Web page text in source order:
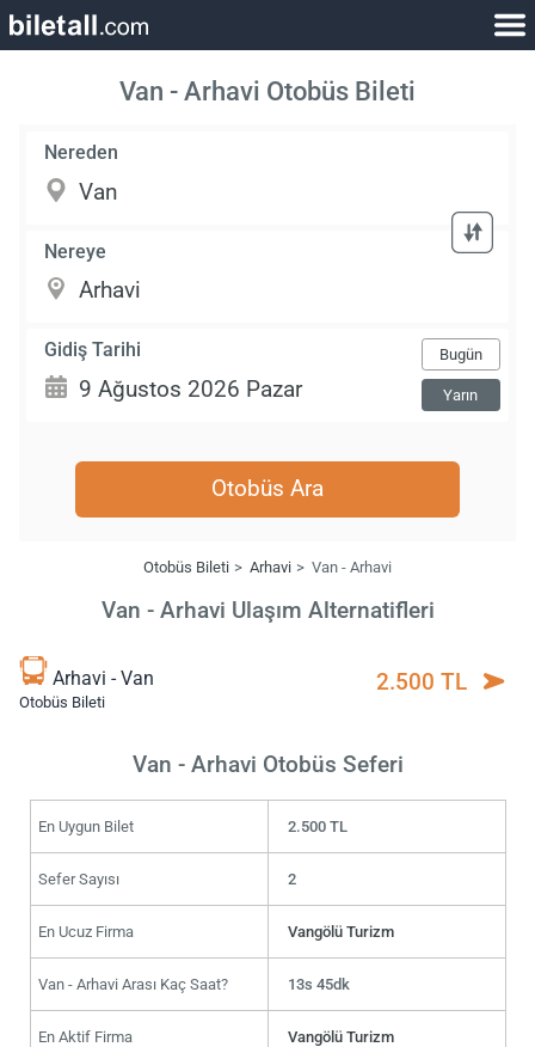
Van - Arhavi Otobüs Bileti
Nereden
Nereye
Gidiş Tarihi Bugün
Yarın
Otobüs Ara
Otobüs Bileti Arhavi Van - Arhavi
Van - Arhavi Ulaşım Alternatifleri
Arhavi - Van
Otobüs Bileti
2.500 TL
Van - Arhavi Otobüs Seferi
En Uygun Bilet 2.500 TL
Sefer Sayısı 2
En Ucuz Firma Vangölü Turizm
Van - Arhavi Arası Kaç Saat? 13s 45dk
En Aktif Firma Vangölü Turizm